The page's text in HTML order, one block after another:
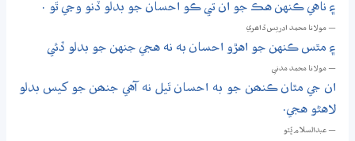
۽ ناهي ڪنهن هڪ جو ان تي ڪو احسان جو بدلو ڏنو وڃي ٿو .
— مولانا محمد ادريس ڏاھري
۽ مٿس ڪنهن جو اهڙو احسان به نه هجي جنهن جو بدلو ڏئي
— مولانا محمد مدني
ان جي مٿان ڪنھن جو به احسان ٿيل نه آهي جنھن جو کيس بدلو
لاهڻو هجي.
— عبدالسلام ڀُٽو